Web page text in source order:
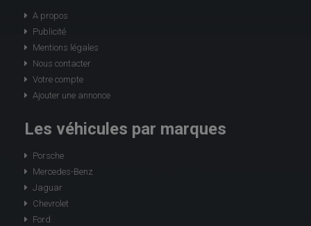
A propos
Publicité
Mentions légales
Nous contacter
Votre compte
Ajouter une annonce
Les véhicules par marques
Porsche
Mercedes-Benz
Jaguar
Chevrolet
Ford